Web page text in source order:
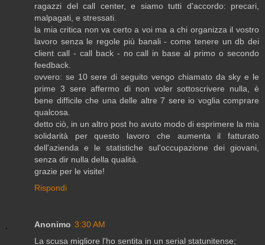
ragazzi del call center, e siamo tutti d'accordo: precari,
malpagati, e stressati.
la mia critica non va certo a voi ma a chi organizza il vostro
lavoro senza le regole più banali - come tenere un db dei
client call - call back - no call in base al primo o secondo
feedback.
ovvero: se 10 sere di seguito vengo chiamato da sky e le
prime 3 sere affermo di non voler sottoscrivere nulla, è
bene difficile che una delle altre 7 sere io voglia comprare
qualcosa.
detto ciò, in un altro post ho avuto modo di esprimere la mia
solidarità per questo lavoro che aumenta il fatturato
dell'azienda e le statistiche sul'occupazione dei giovani,
senza dir nulla della qualità.
grazie per le visite!
Rispondi
Anonimo 3:30 AM
La scusa migliore l'ho sentita in un serial statunitense;